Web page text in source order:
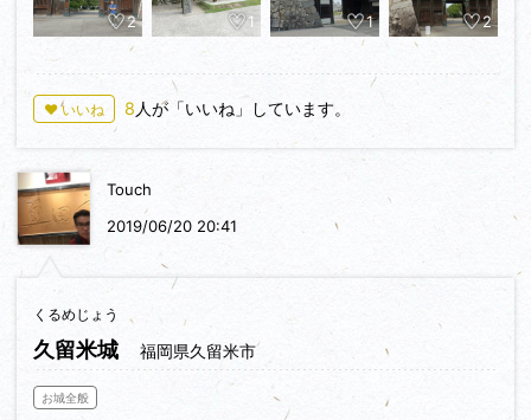
2 1 1 2
♥ いいね 8 人が「いいね」しています。
Touch
2019/06/20 20:41
くるめじょう
久留米城 福岡県久留米市
お城全般